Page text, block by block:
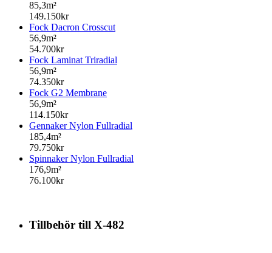
85,3m²
149.150kr
Fock Dacron Crosscut
56,9m²
54.700kr
Fock Laminat Triradial
56,9m²
74.350kr
Fock G2 Membrane
56,9m²
114.150kr
Gennaker Nylon Fullradial
185,4m²
79.750kr
Spinnaker Nylon Fullradial
176,9m²
76.100kr
Tillbehör till X-482